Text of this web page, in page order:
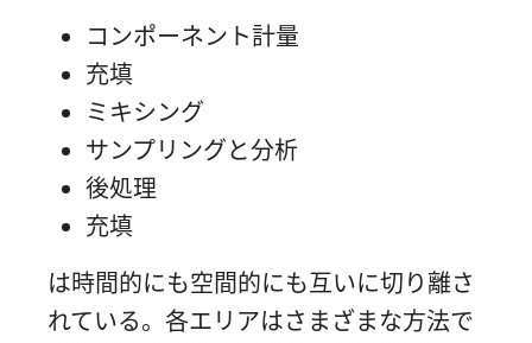
コンポーネント計量
充填
ミキシング
サンプリングと分析
後処理
充填
は時間的にも空間的にも互いに切り離さ
れている。各エリアはさまざまな方法で